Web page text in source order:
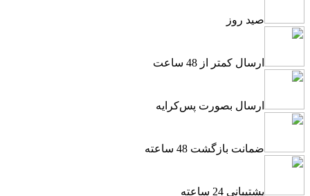
صید روز
ارسال کمتر از 48 ساعت
ارسال بصورت پس‌کرایه
ضمانت بازگشت 48 ساعته
پشتیبانی 24 ساعته